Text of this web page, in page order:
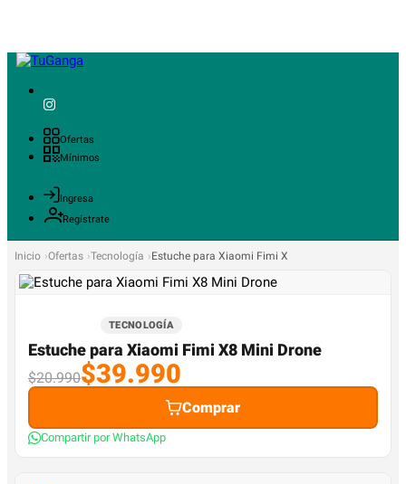
Ofertas
Mínimos
Ingresa
Regístrate
Inicio Ofertas Tecnología Estuche para Xiaomi Fimi X8 Mini Drone
TECNOLOGÍA
Estuche para Xiaomi Fimi X8 Mini Drone
$20.990$39.990
Comprar
Compartir por WhatsApp